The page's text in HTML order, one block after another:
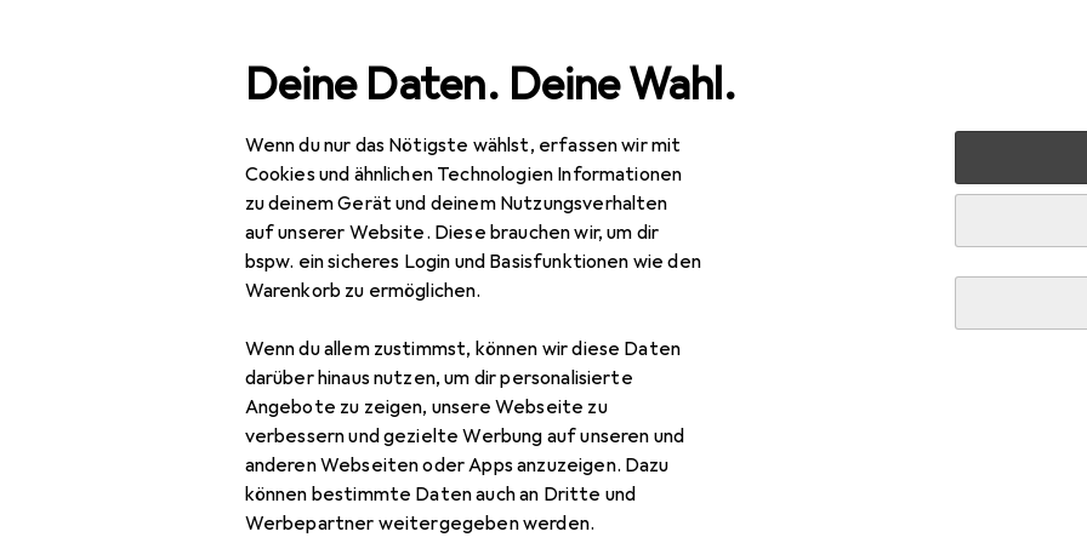
Deine Daten. Deine Wahl.
Wenn du nur das Nötigste wählst, erfassen wir mit
Cookies und ähnlichen Technologien Informationen
zu deinem Gerät und deinem Nutzungsverhalten
auf unserer Website. Diese brauchen wir, um dir
bspw. ein sicheres Login und Basisfunktionen wie den
Warenkorb zu ermöglichen.
Wenn du allem zustimmst, können wir diese Daten
darüber hinaus nutzen, um dir personalisierte
Angebote zu zeigen, unsere Webseite zu
verbessern und gezielte Werbung auf unseren und
anderen Webseiten oder Apps anzuzeigen. Dazu
können bestimmte Daten auch an Dritte und
Werbepartner weitergegeben werden.
Navigation nach Kategorien Gesamtsortiment IT + Multimedia Netzwerk